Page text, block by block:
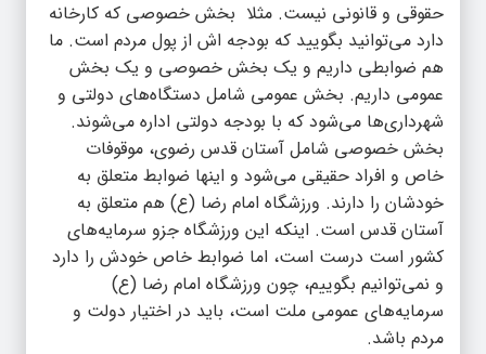
حقوقی و قانونی نیست. مثلا بخش خصوصی که کارخانه
دارد می‌توانید بگویید که بودجه اش از پول مردم است. ما
هم ضوابطی داریم و یک بخش خصوصی و یک بخش
عمومی داریم. بخش عمومی شامل دستگاه‌های دولتی و
شهرداری‌ها می‌شود که با بودجه دولتی اداره می‌شوند.
بخش خصوصی شامل آستان قدس رضوی، موقوفات
خاص و افراد حقیقی می‌شود و اینها ضوابط متعلق به
خودشان را دارند. ورزشگاه امام رضا (ع) هم متعلق به
آستان قدس است. اینکه این ورزشگاه جزو سرمایه‌های
کشور است درست است، اما ضوابط خاص خودش را دارد
و نمی‌توانیم بگوییم، چون ورزشگاه امام رضا (ع)
سرمایه‌های عمومی ملت است، باید در اختیار دولت و
مردم باشد.